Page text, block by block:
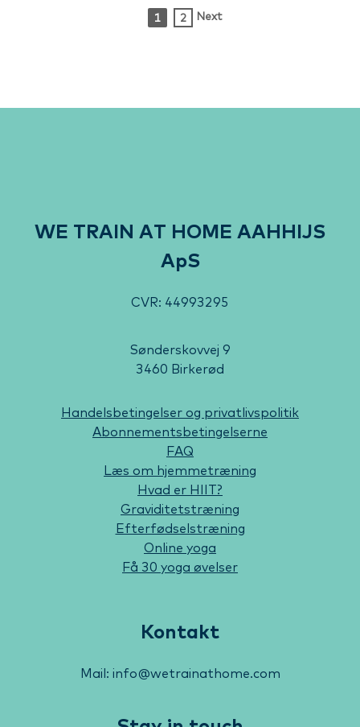
1 2
Next
WE TRAIN AT HOME AAHHIJS
ApS
CVR: 44993295
Sønderskovvej 9
3460 Birkerød
Handelsbetingelser og privatlivspolitik
Abonnementsbetingelserne
FAQ
Læs om hjemmetræning
Hvad er HIIT?
Graviditetstræning
Efterfødselstræning
Online yoga
Få 30 yoga øvelser
Kontakt
Mail: info@wetrainathome.com